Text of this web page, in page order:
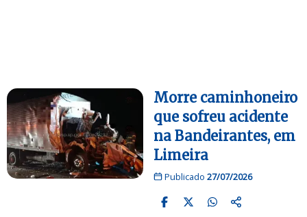
Morre caminhoneiro
que sofreu acidente
na Bandeirantes, em
Limeira
Publicado 27/07/2026